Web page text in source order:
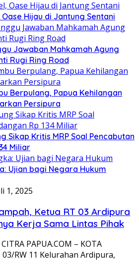
Hijau di Jantung Sentani
Jawaban Mahkamah Agung
Rugi Ring Road
Berpulang, Papua Kehilangan
Persipura
Sikap Kritis MRP Soal Pencabutan
Miliar
Ujian bagi Negara Hukum
1, 2025
Ketua RT 03 Ardipura
Kerja Sama Lintas Pihak
PAPUA.COM – KOTA
03/RW 11 Kelurahan Ardipura,